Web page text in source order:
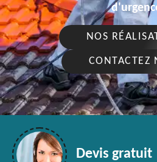
NOS
CONTACTEZ
Devis gratuit